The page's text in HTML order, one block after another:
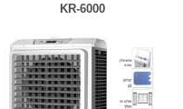
KR-6000